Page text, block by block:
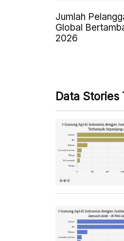
Jumlah
Global
2026
Data Stories